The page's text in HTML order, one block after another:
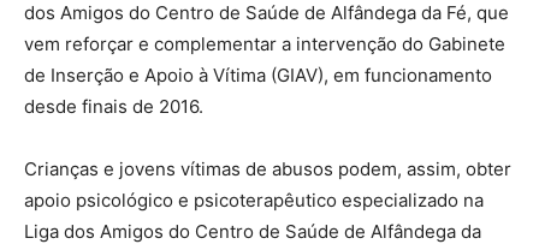
dos Amigos do Centro de Saúde de Alfândega da Fé, que
vem reforçar e complementar a intervenção do Gabinete
de Inserção e Apoio à Vítima (GIAV), em funcionamento
desde finais de 2016.
Crianças e jovens vítimas de abusos podem, assim, obter
apoio psicológico e psicoterapêutico especializado na
Liga dos Amigos do Centro de Saúde de Alfândega da